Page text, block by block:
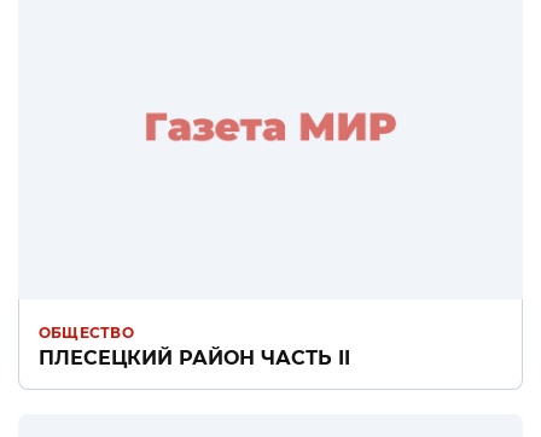
ОБЩЕСТВО
ПЛЕСЕЦКИЙ РАЙОН ЧАСТЬ II